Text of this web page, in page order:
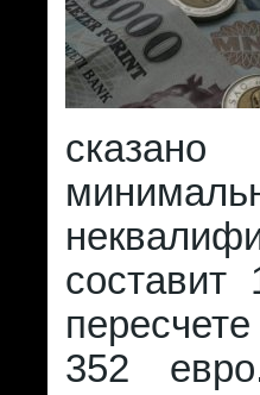
352